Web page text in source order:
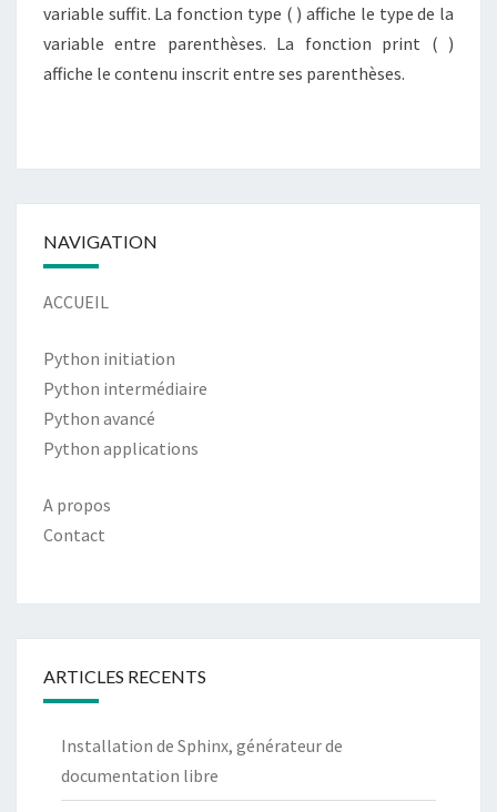
variable suffit. La fonction type ( ) affiche le type de la
variable entre parenthèses. La fonction print ( )
affiche le contenu inscrit entre ses parenthèses.
NAVIGATION
ACCUEIL
Python initiation
Python intermédiaire
Python avancé
Python applications
A propos
Contact
ARTICLES RECENTS
Installation de Sphinx, générateur de
documentation libre